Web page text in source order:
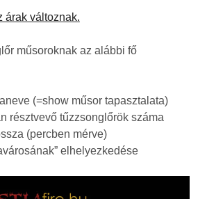
árak változnak.
műsoroknak az alábbi fő
(=show műsor tapasztalata)
résztvevő tűzzsonglőrök száma
(percben mérve)
elhelyezkedése